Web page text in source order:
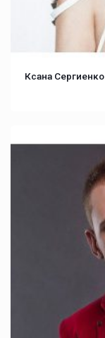
Ксана Сергиенко